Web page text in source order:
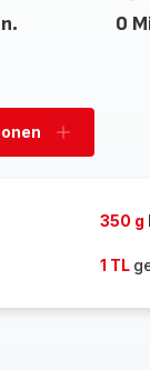
0
Personen
350 g
1 TL